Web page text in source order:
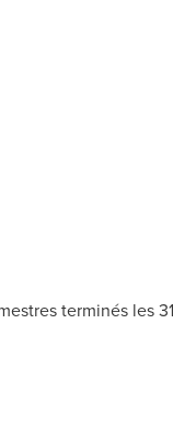
terminés les